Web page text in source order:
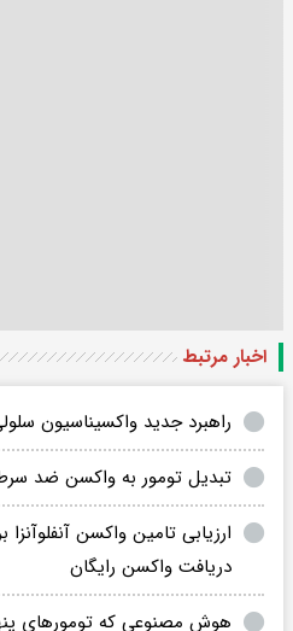
اخبار مرتبط
راهبرد جدید واکسیناسیون
تبدیل تومور به واکسن ضد
ارزیابی تامین واکسن
دریافت واکسن رایگان
هوش مصنوعی که تومورهای